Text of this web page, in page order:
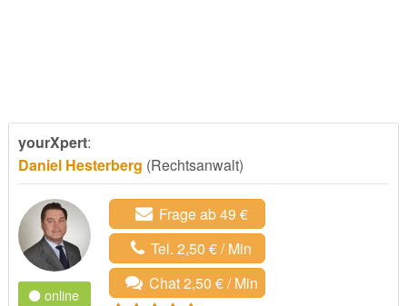
yourXpert:
Daniel Hesterberg (Rechtsanwalt)
online
Frage ab 49 €
Tel. 2,50 € / Min
Chat 2,50 € / Min